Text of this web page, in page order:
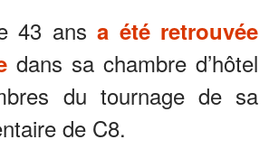
43 ansa été retrouvée
dans sa chambre d’hôtel
du tournage de sa
de C8.